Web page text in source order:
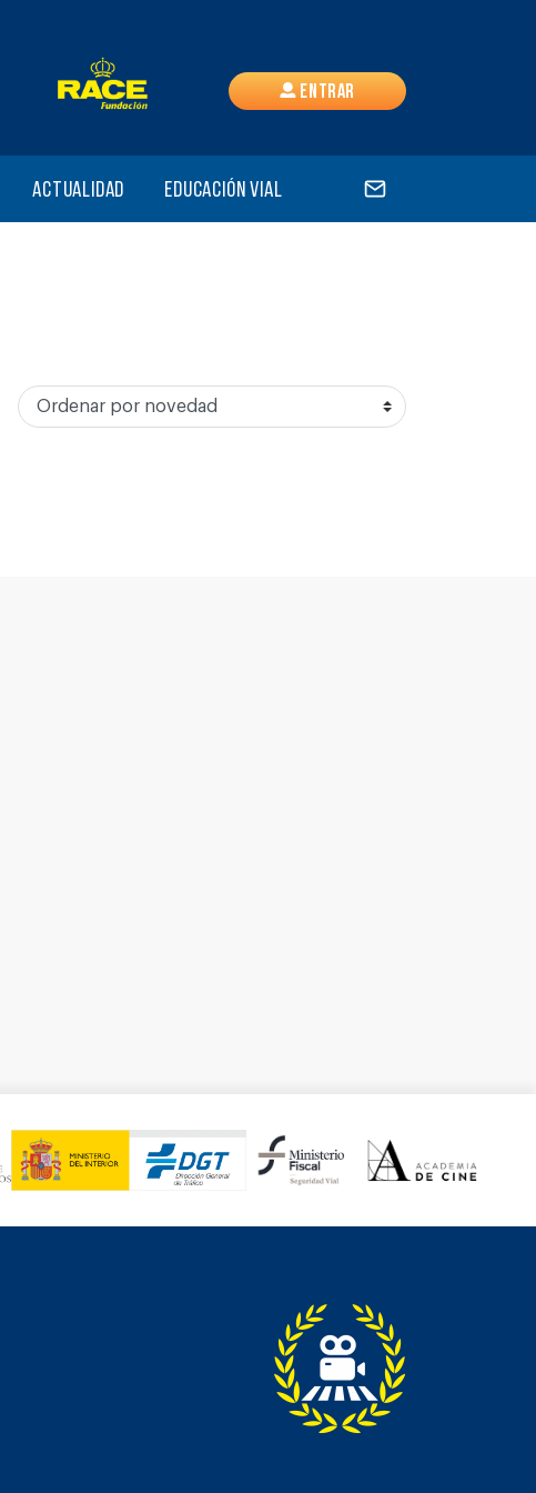
Entrar
Actualidad Educación vial